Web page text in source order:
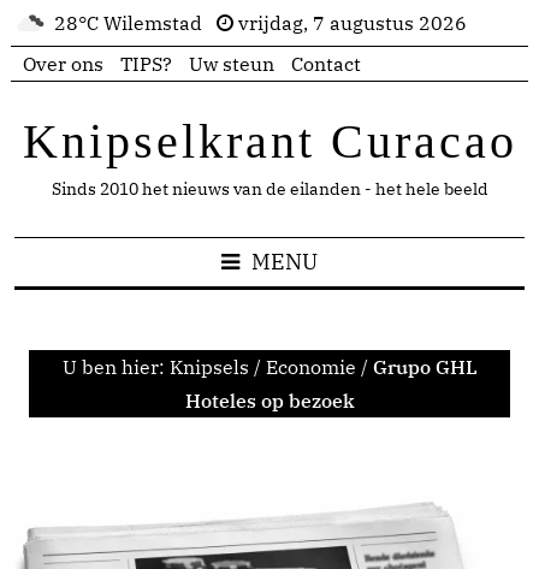
28°C Wilemstad
vrijdag, 7 augustus 2026
Over ons
TIPS? Uw steun Contact
Knipselkrant Curacao
Sinds 2010 het nieuws van de eilanden - het hele beeld
MENU
U ben hier: Knipsels / Economie / Grupo GHL
Hoteles op bezoek